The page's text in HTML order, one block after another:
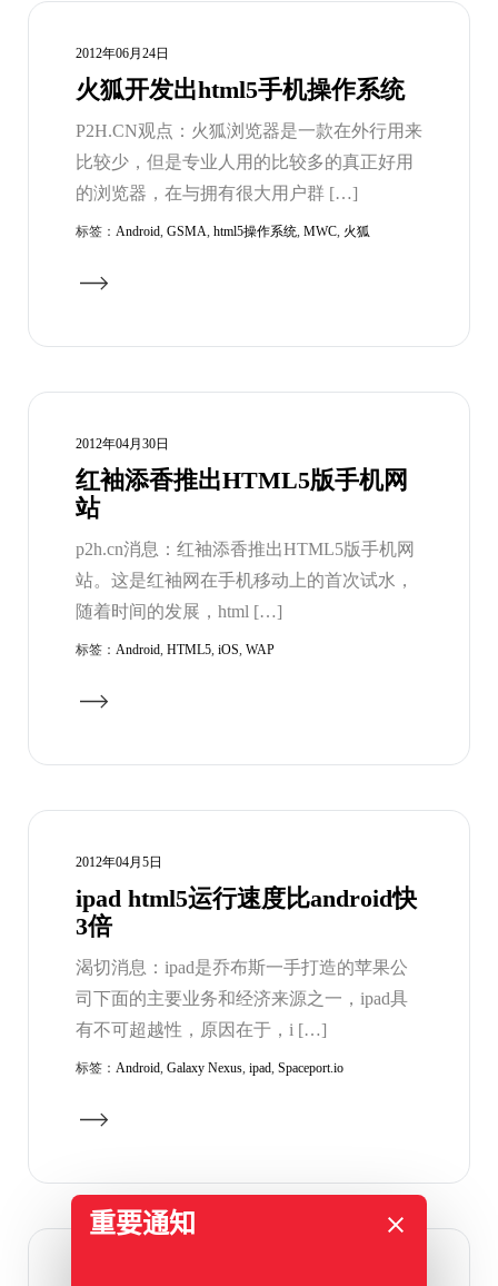
2012年06月24日
火狐开发出html5手机操作系统
P2H.CN观点：火狐浏览器是一款在外行用来
比较少，但是专业人用的比较多的真正好用
的浏览器，在与拥有很大用户群 […]
标签： Android, GSMA, html5操作系统, MWC, 火狐
2012年04月30日
红袖添香推出HTML5版手机网
站
p2h.cn消息：红袖添香推出HTML5版手机网
站。这是红袖网在手机移动上的首次试水，
随着时间的发展，html […]
标签： Android, HTML5, iOS, WAP
2012年04月5日
ipad html5运行速度比android快
3倍
渴切消息：ipad是乔布斯一手打造的苹果公
司下面的主要业务和经济来源之一，ipad具
有不可超越性，原因在于，i […]
标签： Android, Galaxy Nexus, ipad, Spaceport.io
重要通知